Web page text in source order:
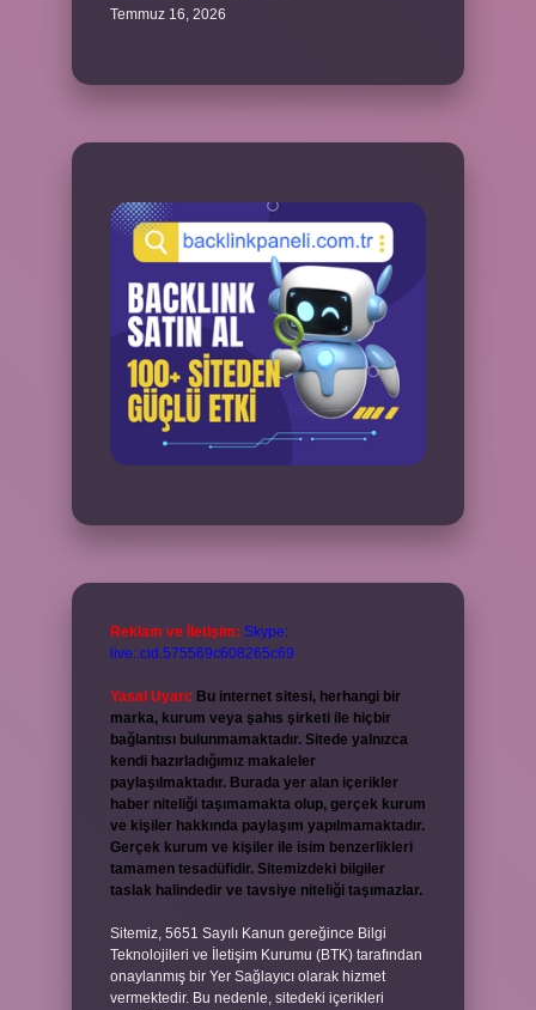
Temmuz 16, 2026
Reklam ve İletişim: Skype:
live:.cid.575569c608265c69
Yasal Uyarı: Bu internet sitesi, herhangi bir
marka, kurum veya şahıs şirketi ile hiçbir
bağlantısı bulunmamaktadır. Sitede yalnızca
kendi hazırladığımız makaleler
paylaşılmaktadır. Burada yer alan içerikler
haber niteliği taşımamakta olup, gerçek kurum
ve kişiler hakkında paylaşım yapılmamaktadır.
Gerçek kurum ve kişiler ile isim benzerlikleri
tamamen tesadüfidir. Sitemizdeki bilgiler
taslak halindedir ve tavsiye niteliği taşımazlar.
Sitemiz, 5651 Sayılı Kanun gereğince Bilgi
Teknolojileri ve İletişim Kurumu (BTK) tarafından
onaylanmış bir Yer Sağlayıcı olarak hizmet
vermektedir. Bu nedenle, sitedeki içerikleri